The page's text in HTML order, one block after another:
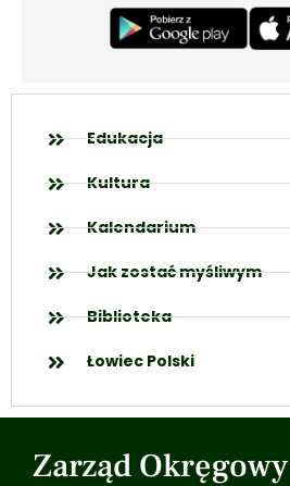
Edukacja
Kultura
Kalendarium
Jak zostać myśliwym
Biblioteka
Łowiec Polski
Zarząd Okręgowy